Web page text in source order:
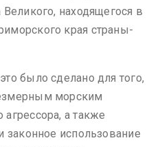
находящегося в
края страны-
было сделано для того,
морским
а также
законное использование